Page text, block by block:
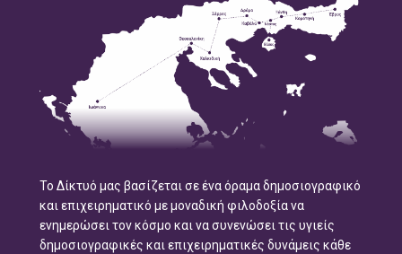
Το Δίκτυό μας βασίζεται σε ένα όραμα δημοσιογραφικό
και επιχειρηματικό με μοναδική φιλοδοξία να
ενημερώσει τον κόσμο και να συνενώσει τις υγιείς
δημοσιογραφικές και επιχειρηματικές δυνάμεις κάθε